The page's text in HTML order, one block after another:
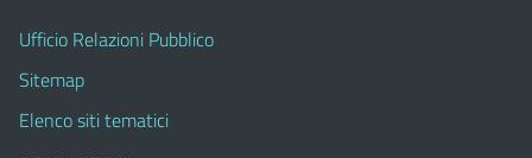
Ufficio Relazioni Pubblico
Sitemap
Elenco siti tematici